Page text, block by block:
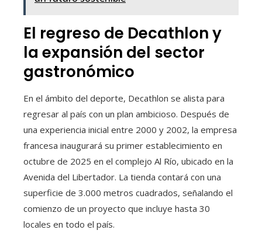
El regreso de Decathlon y
la expansión del sector
gastronómico
En el ámbito del deporte, Decathlon se alista para
regresar al país con un plan ambicioso. Después de
una experiencia inicial entre 2000 y 2002, la empresa
francesa inaugurará su primer establecimiento en
octubre de 2025 en el complejo Al Río, ubicado en la
Avenida del Libertador. La tienda contará con una
superficie de 3.000 metros cuadrados, señalando el
comienzo de un proyecto que incluye hasta 30
locales en todo el país.